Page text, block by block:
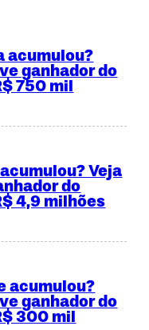
acumulou?
ganhador do
750 mil
Veja
do
4,9 milhões
acumulou?
ganhador do
300 mil